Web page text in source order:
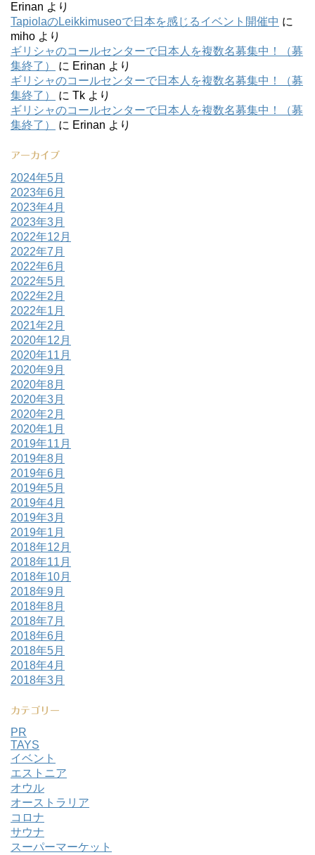
Erinan より
TapiolaのLeikkimuseoで日本を感じるイベント開催中 に
miho より
ギリシャのコールセンターで日本人を複数名募集中！（募
集終了）
に Erinan より
ギリシャのコールセンターで日本人を複数名募集中！（募
集終了）
に Tk より
ギリシャのコールセンターで日本人を複数名募集中！（募
集終了）
に Erinan より
アーカイブ
2024年5月
2023年6月
2023年4月
2023年3月
2022年12月
2022年7月
2022年6月
2022年5月
2022年2月
2022年1月
2021年2月
2020年12月
2020年11月
2020年9月
2020年8月
2020年3月
2020年2月
2020年1月
2019年11月
2019年8月
2019年6月
2019年5月
2019年4月
2019年3月
2019年1月
2018年12月
2018年11月
2018年10月
2018年9月
2018年8月
2018年7月
2018年6月
2018年5月
2018年4月
2018年3月
カテゴリー
PR
TAYS
イベント
エストニア
オウル
オーストラリア
コロナ
サウナ
スーパーマーケット